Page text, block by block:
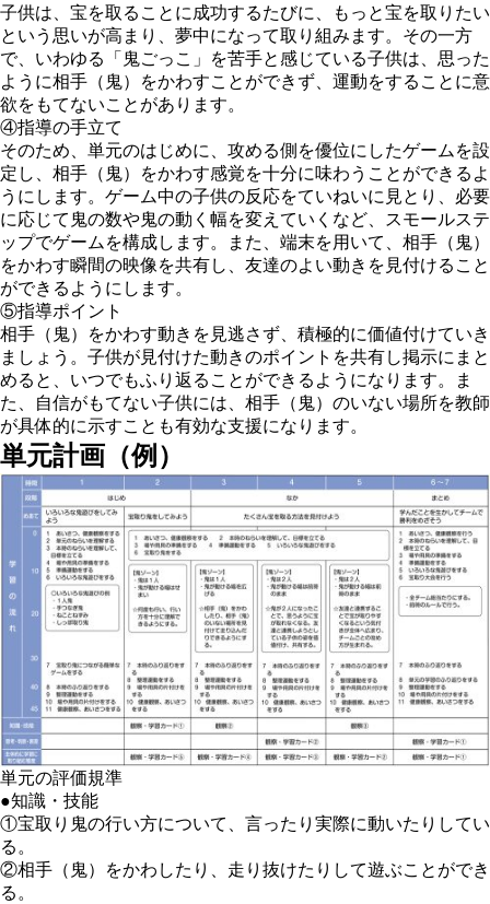
子供は、宝を取ることに成功するたびに、もっと宝を取りたい
という思いが高まり、夢中になって取り組みます。その一方
で、いわゆる「鬼ごっこ」を苦手と感じている子供は、思った
ように相手（鬼）をかわすことができず、運動をすることに意
欲をもてないことがあります。
④指導の手立て
そのため、単元のはじめに、攻める側を優位にしたゲームを設
定し、相手（鬼）をかわす感覚を十分に味わうことができるよ
うにします。ゲーム中の子供の反応をていねいに見とり、必要
に応じて鬼の数や鬼の動く幅を変えていくなど、スモールステ
ップでゲームを構成します。また、端末を用いて、相手（鬼）
をかわす瞬間の映像を共有し、友達のよい動きを見付けること
ができるようにします。
⑤指導ポイント
相手（鬼）をかわす動きを見逃さず、積極的に価値付けていき
ましょう。子供が見付けた動きのポイントを共有し掲示にまと
めると、いつでもふり返ることができるようになります。ま
た、自信がもてない子供には、相手（鬼）のいない場所を教師
が具体的に示すことも有効な支援になります。
単元計画（例）
単元の評価規準
●知識・技能
①宝取り鬼の行い方について、言ったり実際に動いたりしてい
る。
②相手（鬼）をかわしたり、走り抜けたりして遊ぶことができ
る。